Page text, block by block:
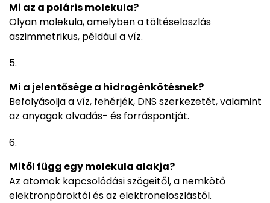
Mi az a poláris molekula?
Olyan molekula, amelyben a töltéseloszlás
aszimmetrikus, például a víz.
Mi a jelentősége a hidrogénkötésnek?
Befolyásolja a víz, fehérjék, DNS szerkezetét, valamint
az anyagok olvadás- és forráspontját.
Mitől függ egy molekula alakja?
Az atomok kapcsolódási szögeitől, a nemkötő
elektronpároktól és az elektroneloszlástól.